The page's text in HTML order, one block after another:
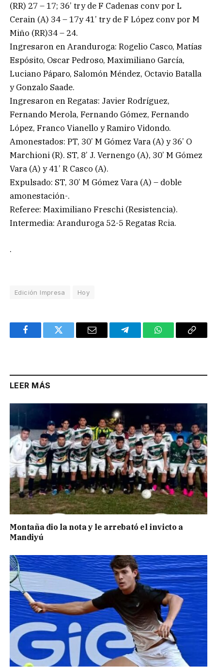
(RR) 27 – 17; 36’ try de F Cadenas conv por L
Cerain (A) 34 – 17y 41’ try de F López conv por M
Miño (RR)34 – 24.
Ingresaron en Aranduroga: Rogelio Casco, Matías
Espósito, Oscar Pedroso, Maximiliano García,
Luciano Páparo, Salomón Méndez, Octavio Batalla
y Gonzalo Saade.
Ingresaron en Regatas: Javier Rodríguez,
Fernando Merola, Fernando Gómez, Fernando
López, Franco Vianello y Ramiro Vidondo.
Amonestados: PT, 30’ M Gómez Vara (A) y 36’ O
Marchioni (R). ST, 8’ J. Vernengo (A), 30’ M Gómez
Vara (A) y 41’ R Casco (A).
Expulsado: ST, 30’ M Gómez Vara (A) – doble
amonestación-.
Referee: Maximiliano Freschi (Resistencia).
Intermedia: Aranduroga 52-5 Regatas Rcia.
.
Edición Impresa Hoy
FacebookTwitter Email TelegramWhatsAppCopy
LEER MÁS
Montaña dio la nota y le arrebató el invicto a
Mandiyú